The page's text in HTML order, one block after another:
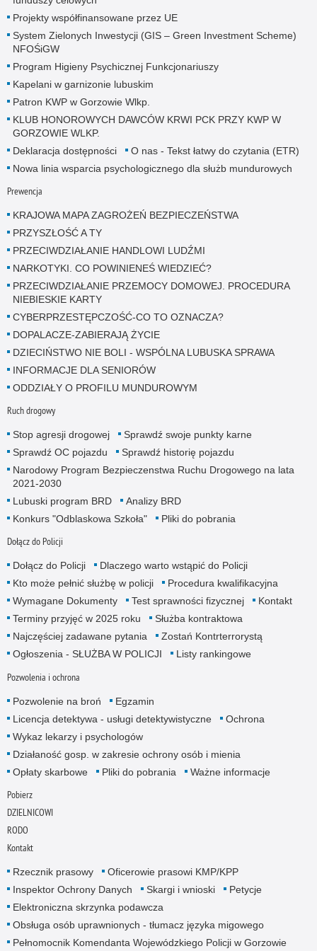
Projekty współfinansowane przez UE
System Zielonych Inwestycji (GIS – Green Investment Scheme)
NFOŚiGW
Program Higieny Psychicznej Funkcjonariuszy
Kapelani w garnizonie lubuskim
Patron KWP w Gorzowie Wlkp.
KLUB HONOROWYCH DAWCÓW KRWI PCK PRZY KWP W
GORZOWIE WLKP.
Deklaracja dostępności
O nas - Tekst łatwy do czytania (ETR)
Nowa linia wsparcia psychologicznego dla służb mundurowych
Prewencja
KRAJOWA MAPA ZAGROŻEŃ BEZPIECZEŃSTWA
PRZYSZŁOŚĆ A TY
PRZECIWDZIAŁANIE HANDLOWI LUDŹMI
NARKOTYKI. CO POWINIENEŚ WIEDZIEĆ?
PRZECIWDZIAŁANIE PRZEMOCY DOMOWEJ. PROCEDURA
NIEBIESKIE KARTY
CYBERPRZESTĘPCZOŚĆ-CO TO OZNACZA?
DOPALACZE-ZABIERAJĄ ŻYCIE
DZIECIŃSTWO NIE BOLI - WSPÓLNA LUBUSKA SPRAWA
INFORMACJE DLA SENIORÓW
ODDZIAŁY O PROFILU MUNDUROWYM
Ruch drogowy
Stop agresji drogowej
Sprawdź swoje punkty karne
Sprawdź OC pojazdu
Sprawdź historię pojazdu
Narodowy Program Bezpieczenstwa Ruchu Drogowego na lata
2021-2030
Lubuski program BRD
Analizy BRD
Konkurs "Odblaskowa Szkoła"
Pliki do pobrania
Dołącz do Policji
Dołącz do Policji
Dlaczego warto wstąpić do Policji
Kto może pełnić służbę w policji
Procedura kwalifikacyjna
Wymagane Dokumenty
Test sprawności fizycznej
Kontakt
Terminy przyjęć w 2025 roku
Służba kontraktowa
Najczęściej zadawane pytania
Zostań Kontrterrorystą
Ogłoszenia - SŁUŻBA W POLICJI
Listy rankingowe
Pozwolenia i ochrona
Pozwolenie na broń
Egzamin
Licencja detektywa - usługi detektywistyczne
Ochrona
Wykaz lekarzy i psychologów
Działaność gosp. w zakresie ochrony osób i mienia
Opłaty skarbowe
Pliki do pobrania Ważne informacje
Pobierz
DZIELNICOWI
RODO
Kontakt
Rzecznik prasowy
Oficerowie prasowi KMP/KPP
Inspektor Ochrony Danych
Skargi i wnioski
Petycje
Elektroniczna skrzynka podawcza
Obsługa osób uprawnionych - tłumacz języka migowego
Pełnomocnik Komendanta Wojewódzkiego Policji w Gorzowie